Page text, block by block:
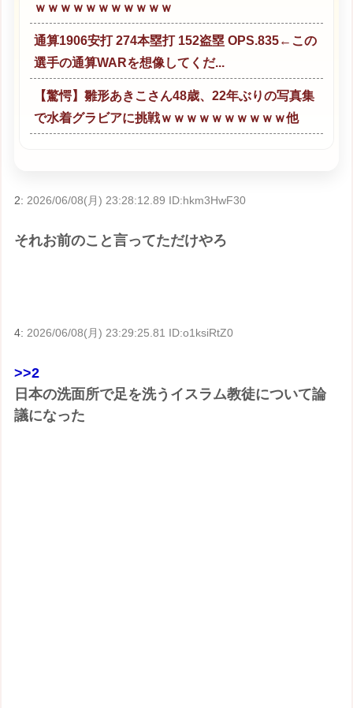
ｗｗｗｗｗｗｗｗｗｗｗ
通算1906安打 274本塁打 152盗塁 OPS.835←この
選手の通算WARを想像してくだ...
【驚愕】雛形あきこさん48歳、22年ぶりの写真集
で水着グラビアに挑戦ｗｗｗｗｗｗｗｗｗｗ他
2:2026/06/08(月) 23:28:12.89 ID:hkm3HwF30
それお前のこと言ってただけやろ
4: 2026/06/08(月) 23:29:25.81 ID:o1ksiRtZ0
>>2
日本の洗面所で足を洗うイスラム教徒について論
議になった